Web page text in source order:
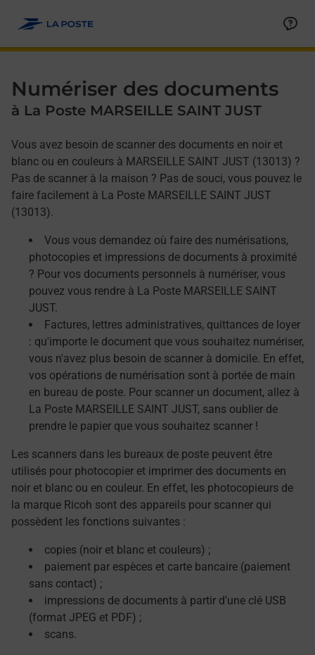
Numériser des documents
à La Poste MARSEILLE SAINT JUST
Vous avez besoin de scanner des documents en noir et
blanc ou en couleurs à MARSEILLE SAINT JUST (13013) ?
Pas de scanner à la maison ? Pas de souci, vous pouvez le
faire facilement à La Poste MARSEILLE SAINT JUST
(13013).
Vous vous demandez où faire des numérisations,
photocopies et impressions de documents à proximité
? Pour vos documents personnels à numériser, vous
pouvez vous rendre à La Poste MARSEILLE SAINT
JUST.
Factures, lettres administratives, quittances de loyer
: qu'importe le document que vous souhaitez numériser,
vous n'avez plus besoin de scanner à domicile. En effet,
vos opérations de numérisation sont à portée de main
en bureau de poste. Pour scanner un document, allez à
La Poste MARSEILLE SAINT JUST, sans oublier de
prendre le papier que vous souhaitez scanner !
Les scanners dans les bureaux de poste peuvent être
utilisés pour photocopier et imprimer des documents en
noir et blanc ou en couleur. En effet, les photocopieurs de
la marque Ricoh sont des appareils pour scanner qui
possèdent les fonctions suivantes :
copies (noir et blanc et couleurs) ;
paiement par espèces et carte bancaire (paiement
sans contact) ;
impressions de documents à partir d'une clé USB
(format JPEG et PDF) ;
scans.